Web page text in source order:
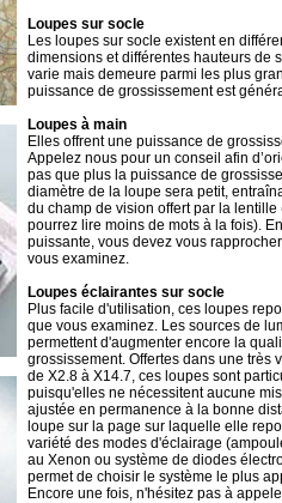
Loupes sur socle
Les loupes sur socle existent en
dimensions et différentes hauteurs de
varie mais demeure parmi les plus
puissance de grossissement est
Loupes à main
Elles offrent une puissance de
Appelez nous pour un conseil afin
pas que plus la puissance de
diamètre de la loupe sera petit,
du champ de vision offert par la
pourrez lire moins de mots à la fois).
puissante, vous devez vous
vous examinez.
Loupes éclairantes sur socle
Plus facile d'utilisation, ces loupes
que vous examinez. Les sources de
permettent d'augmenter encore la
grossissement. Offertes dans une très
de X2.8 à X14.7, ces loupes sont
puisqu'elles ne nécessitent aucune
ajustée en permanence à la bonne
loupe sur la page sur laquelle elle
variété des modes d'éclairage
au Xenon ou système de diodes
permet de choisir le système le plus
Encore une fois, n'hésitez pas à